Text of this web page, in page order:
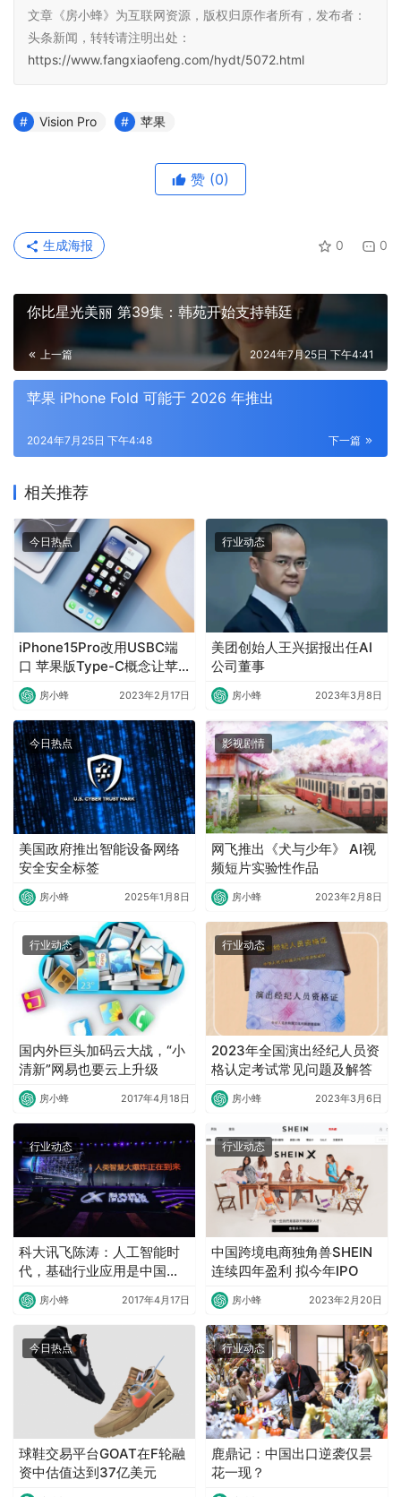
文章《房小蜂》为互联网资源，版权归原作者所有，发布者：
头条新闻，转转请注明出处：
https://www.fangxiaofeng.com/hydt/5072.html
Vision Pro 苹果
赞 (0)
0 0
生成海报
你比星光美丽 第39集：韩苑开始支持韩廷
上一篇 2024年7月25日 下午4:41
苹果 iPhone Fold 可能于 2026 年推出
下一篇
2024年7月25日 下午4:48
相关推荐
今日热点
iPhone15Pro改用USBC端
口 苹果版Type-C概念让苹
果大涨
房小蜂 2023年2月17日
行业动态
美团创始人王兴据报出任AI
公司董事
房小蜂 2023年3月8日
今日热点
美国政府推出智能设备网络
安全安全标签
房小蜂 2025年1月8日
影视剧情
网飞推出《犬与少年》 AI视
频短片实验性作品
房小蜂 2023年2月8日
行业动态
国内外巨头加码云大战，“小
清新”网易也要云上升级
房小蜂 2017年4月18日
行业动态
2023年全国演出经纪人员资
格认定考试常见问题及解答
房小蜂 2023年3月6日
行业动态
科大讯飞陈涛：人工智能时
代，基础行业应用是中国企
业的机遇
房小蜂 2017年4月17日
行业动态
中国跨境电商独角兽SHEIN
连续四年盈利 拟今年IPO
房小蜂 2023年2月20日
今日热点
球鞋交易平台GOAT在F轮融
资中估值达到37亿美元
行业动态
鹿鼎记：中国出口逆袭仅昙
花一现？